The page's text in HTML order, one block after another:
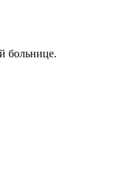
больнице.